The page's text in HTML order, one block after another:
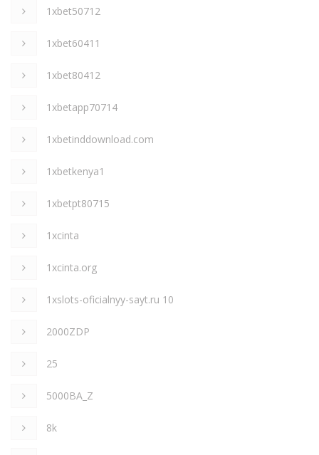
1xbet50712
1xbet60411
1xbet80412
1xbetapp70714
1xbetinddownload.com
1xbetkenya1
1xbetpt80715
1xcinta
1xcinta.org
1xslots-oficialnyy-sayt.ru 10
2000ZDP
25
5000BA_Z
8k